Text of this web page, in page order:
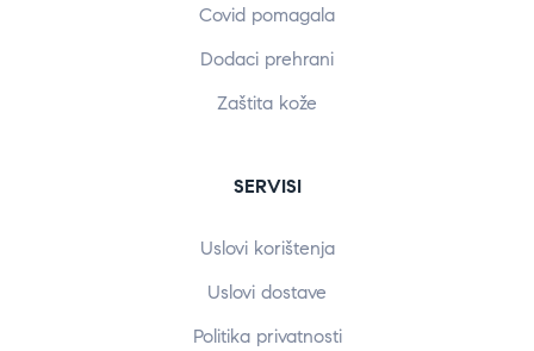
Covid pomagala
Dodaci prehrani
Zaštita kože
SERVISI
Uslovi korištenja
Uslovi dostave
Politika privatnosti